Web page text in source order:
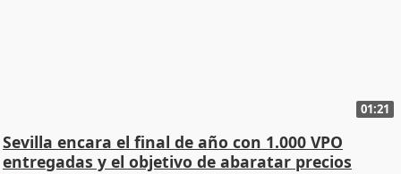
01:21
Sevilla encara el final de año con 1.000 VPO
entregadas y el objetivo de abaratar precios